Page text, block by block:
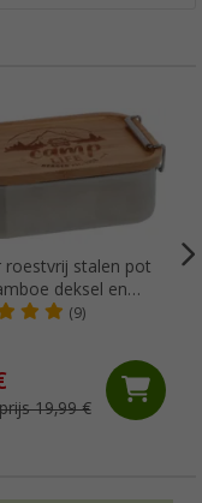
roestvrij stalen pot
deksel en
800 ml
(9)
19,99 €